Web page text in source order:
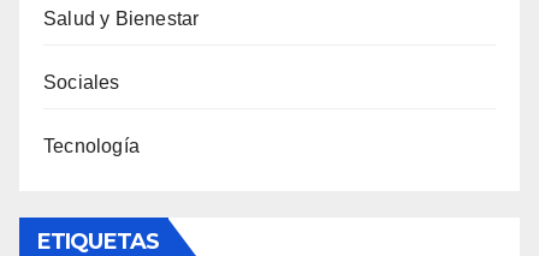
Salud y Bienestar
Sociales
Tecnología
ETIQUETAS